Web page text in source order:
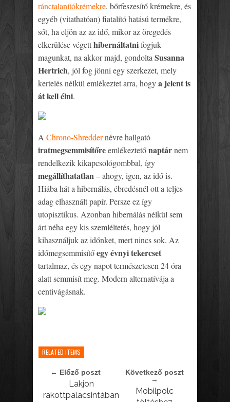
ránctalanítókrémekre, bőrfeszesítő krémekre, és
egyéb (vitathatóan) fiatalító hatású termékre,
sőt, ha eljön az az idő, mikor az öregedés
elkerülése végetthibernáltatnifogjuk
magunkat, na akkor majd, gondolta Susanna
Hertrich, jól fog jönni egy szerkezet, mely
kertelés nélkül emlékeztet arra, hogya jelent is
át kell élni.
A Chrono-Shreddernévre hallgató
iratmegsemmisítőreemlékeztetőnaptárnem
rendelkezik kikapcsológombbal, így
megállíthatatlan– ahogy, igen, az idő is.
Hiába hát a hibernálás, ébredésnél ott a teljes
adag elhasznált papír. Persze ez így
utopisztikus. Azonban hibernálás nélkül sem
árt néha egy kis szemléltetés, hogy jól
kihasználjuk az időnket, mert nincs sok. Az
időmegsemmisítőegy évnyi tekercset
tartalmaz, és egy napot természetesen 24 óra
alatt semmisít meg. Modern alternatívája a
centivágásnak.
RELATED ITEMS
← Előző poszt
Lakjon
rakottpalacsintában
Következő poszt
→
Mobilpolc